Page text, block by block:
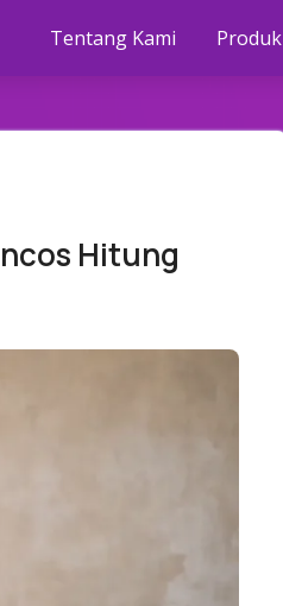
Tentang Kami Produk
Hitung